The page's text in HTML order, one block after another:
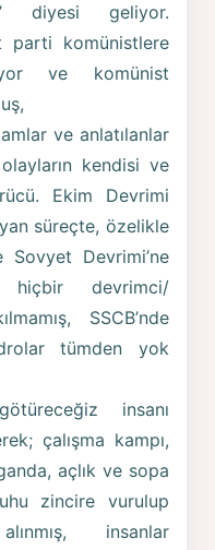
diyesi geliyor.
parti komünistlere
ve komünist
ve anlatılanlar
kendisi ve
Ekim Devrimi
süreçte, özelikle
Devrimi’ne
hiçbir devrimci/
SSCB’nde
tümden yok
insanı
çalışma kampı,
açlık ve sopa
zincire vurulup
insanlar